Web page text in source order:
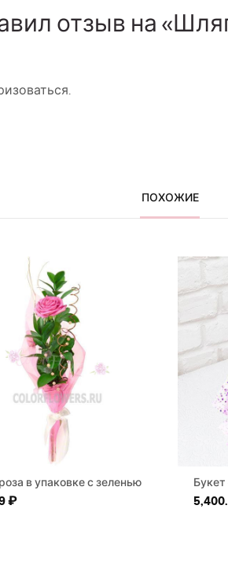
отзыв на
.
ПОХОЖИЕ
в упаковке с зеленью
₽